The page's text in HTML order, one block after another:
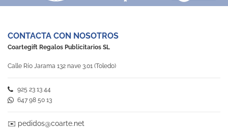
CONTACTA CON NOSOTROS
Coartegift Regalos Publicitarios SL
Calle Río Jarama 132 nave 3.01 (Toledo)
925 23 13 44
647 98 50 13
✉️ pedidos@coarte.net